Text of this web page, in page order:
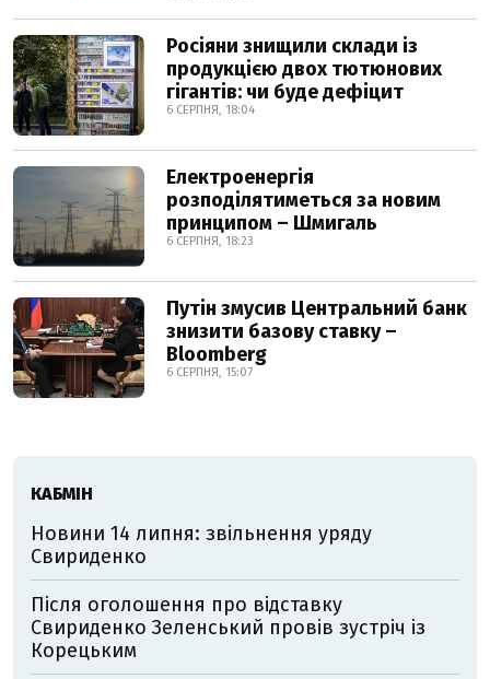
Росіяни знищили склади із
продукцією двох тютюнових
гігантів: чи буде дефіцит
6 СЕРПНЯ, 18:04
Електроенергія
розподілятиметься за новим
принципом – Шмигаль
6 СЕРПНЯ, 18:23
Путін змусив Центральний банк
знизити базову ставку –
Bloomberg
6 СЕРПНЯ, 15:07
КАБМІН
Новини 14 липня: звільнення уряду
Свириденко
Після оголошення про відставку
Свириденко Зеленський провів зустріч із
Корецьким